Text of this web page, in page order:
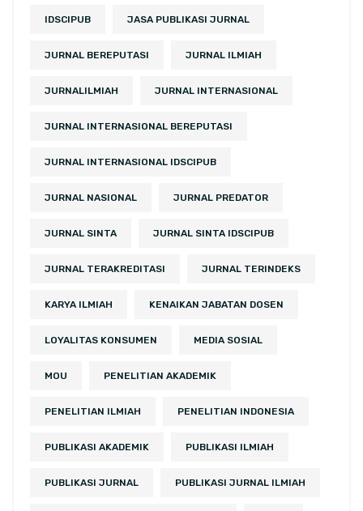
IDSCIPUB JASA PUBLIKASI JURNAL
JURNAL BEREPUTASI JURNAL ILMIAH
JURNALILMIAH JURNAL INTERNASIONAL
JURNAL INTERNASIONAL BEREPUTASI
JURNAL INTERNASIONAL IDSCIPUB
JURNAL NASIONAL JURNAL PREDATOR
JURNAL SINTA JURNAL SINTA IDSCIPUB
JURNAL TERAKREDITASI JURNAL TERINDEKS
KARYA ILMIAH KENAIKAN JABATAN DOSEN
LOYALITAS KONSUMEN MEDIA SOSIAL
MOU PENELITIAN AKADEMIK
PENELITIAN ILMIAH PENELITIAN INDONESIA
PUBLIKASI AKADEMIK PUBLIKASI ILMIAH
PUBLIKASI JURNAL PUBLIKASI JURNAL ILMIAH